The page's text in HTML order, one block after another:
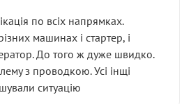
по всіх напрямках.
машинах і стартер, і
До того ж дуже швидко.
з проводкою. Усі інщі
ситуацію